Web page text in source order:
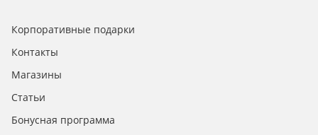
Корпоративные подарки
Контакты
Магазины
Статьи
Бонусная программа